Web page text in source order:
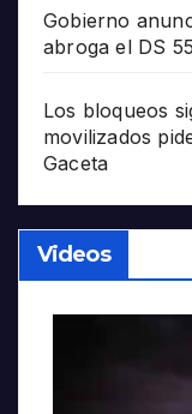
Gobierno
abroga el DS
Los bloqueos
movilizados
Gaceta
Videos